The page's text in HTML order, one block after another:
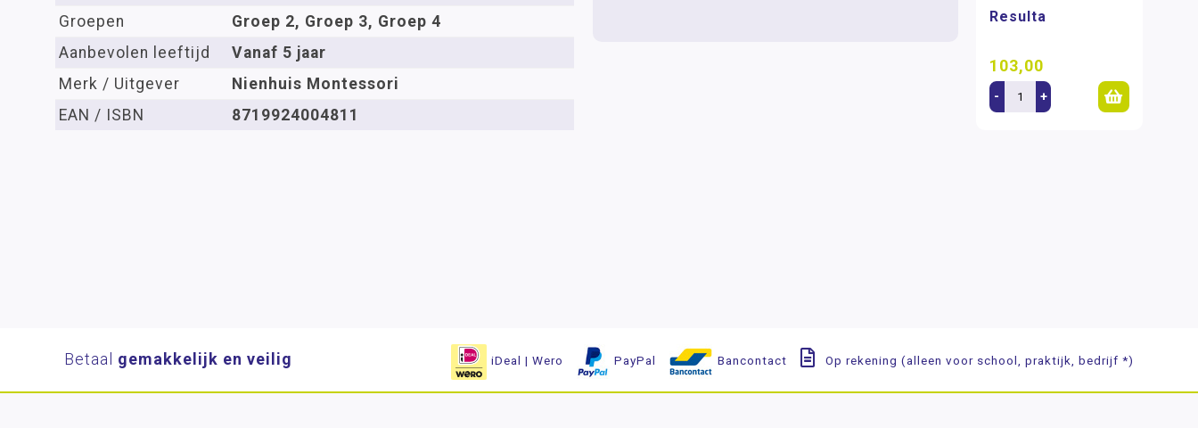
Groepen
Groep 2, Groep 3, Groep 4
Aanbevolen leeftijd
Vanaf 5 jaar
Merk / Uitgever
Nienhuis Montessori
EAN / ISBN
8719924004811
Resulta
103,00
- +
Betaal gemakkelijk en veilig iDeal | Wero PayPal Bancontact Op rekening (alleen voor school, praktijk, bedrijf *)